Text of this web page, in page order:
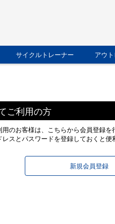
サイクルトレーナー アウ
ご利用の方
のお客様は、こちらから会員登録を
レスとパスワードを登録しておくと